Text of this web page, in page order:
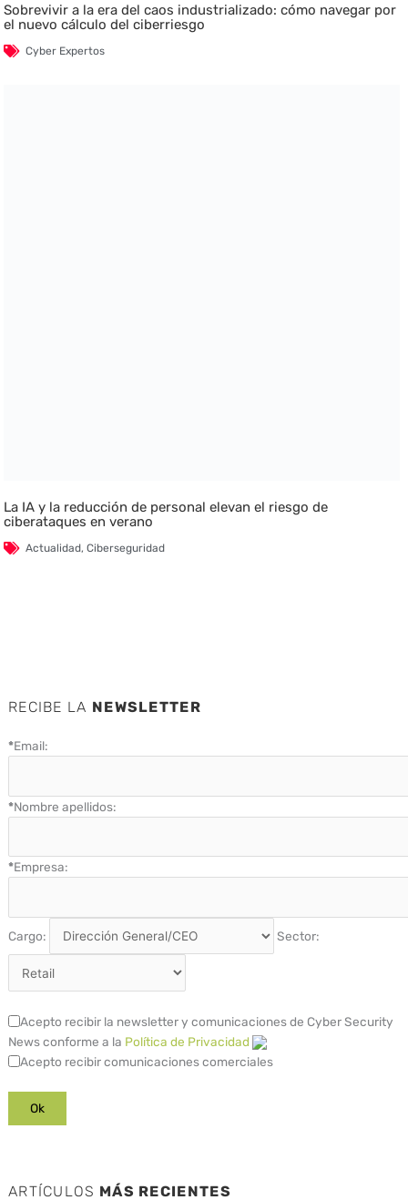
Sobrevivir a la era del caos industrializado: cómo navegar por
el nuevo cálculo del ciberriesgo
Cyber Expertos
La IA y la reducción de personal elevan el riesgo de
ciberataques en verano
Actualidad,Ciberseguridad
RECIBE LA NEWSLETTER
*Email:
*Nombre apellidos:
*Empresa:
Cargo: Sector:
Acepto recibir la newsletter y comunicaciones de Cyber Security
News conforme a la Política de Privacidad
Acepto recibir comunicaciones comerciales
ARTÍCULOS MÁS RECIENTES